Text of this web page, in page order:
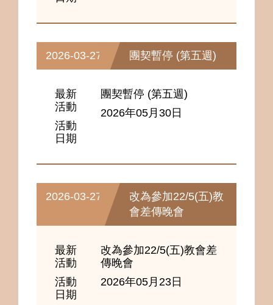
2026-03-27 團契暫停 (第五週)
最新
活動
活動
日期
團契暫停 (第五週)
2026年05月30日
2026-03-27
改為參加22/5(五)教
會差傳晚會
最新
活動
活動
日期
改為參加22/5(五)教會差
傳晚會
2026年05月23日